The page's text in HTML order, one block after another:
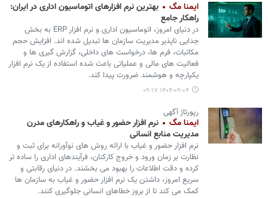
ایمنا مگ
بهترین نرم افزارهای اتوماسیون اداری در ایران:
راهکار جامع
در دنیای امروز، اتوماسیون اداری و نرم افزار ERP به بخش
جدایی ناپذیر مدیریت سازمان ها تبدیل شده اند. افزایش حجم
مکاتبات، فرم ها، درخواست های داخلی، گزارش گیری ها و
فعالیت های مالی و عملیاتی باعث شده استفاده از یک نرم افزار
یکپارچه و هوشمند ضرورت پیدا کند.
۱۴۰۴-۰۹-۰۴ ۰۹:۱۷
رپورتاژ آگهی
ایمنا مگ
نرم افزار حضور و غیاب و راهکارهای مدرن
مدیریت منابع انسانی
نرم افزار حضور و غیاب با ارائه روش های نوآورانه برای ثبت و
نظارت بر زمان ورود و خروج کارکنان، فرآیندهای اداری را ساده تر
کرده و دقت اطلاعات را بهبود می بخشند. در دنیای رقابتی و
سریع امروز، داشتن یک نرم افزار حضور و غیاب به سازمان ها
کمک می کند تا از بروز خطاهای انسانی جلوگیری کنند.